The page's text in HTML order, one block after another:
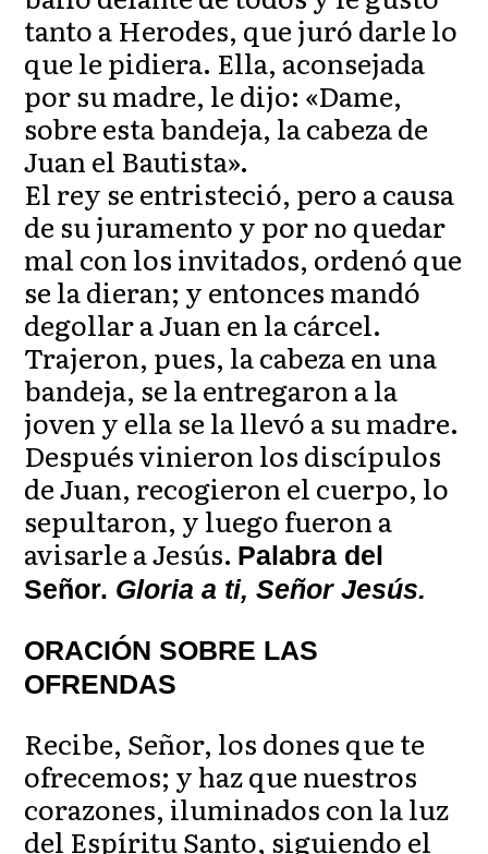
tanto a Herodes, que juró darle lo
que le pidiera. Ella, aconsejada
por su madre, le dijo: «Dame,
sobre esta bandeja, la cabeza de
Juan el Bautista».
El rey se entristeció, pero a causa
de su juramento y por no quedar
mal con los invitados, ordenó que
se la dieran; y entonces mandó
degollar a Juan en la cárcel.
Trajeron, pues, la cabeza en una
bandeja, se la entregaron a la
joven y ella se la llevó a su madre.
Después vinieron los discípulos
de Juan, recogieron el cuerpo, lo
sepultaron, y luego fueron a
avisarle a Jesús. Palabra del
Señor. Gloria a ti, Señor Jesús.
ORACIÓN SOBRE LAS
OFRENDAS
Recibe, Señor, los dones que te
ofrecemos; y haz que nuestros
corazones, iluminados con la luz
del Espíritu Santo, siguiendo el